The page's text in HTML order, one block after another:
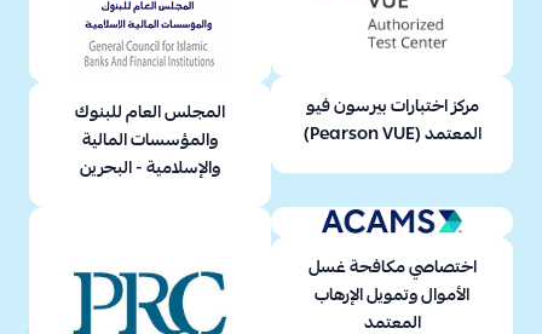
مركز اختبارات بيرسون فيو
المعتمد (Pearson VUE)
المجلس العام للبنوك
والمؤسسات المالية
والإسلامية - البحرين
اختصاصي مكافحة غسل
الأموال وتمويل الإرهاب
المعتمد